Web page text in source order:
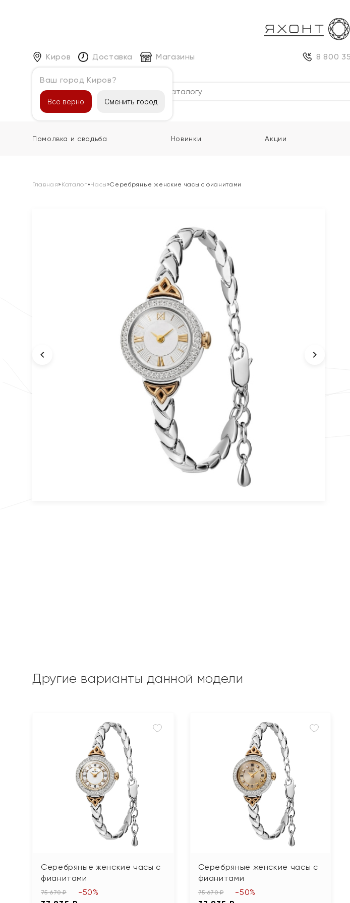
Киров
Ваш город Киров?
Все верно Сменить город
Доставка Магазины 8 800
Каталог
Помолвка и свадьба Новинки Акции
Главная» Каталог»Часы »Серебряные женские часы с фианитами
Другие варианты данной модели
Серебряные женские часы с
фианитами
75 670 ₽ -50%
Серебряные женские часы с
фианитами
75 670 ₽ -50%